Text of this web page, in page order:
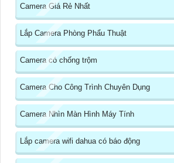
Camera Giá Rẻ Nhất
Lắp Camera Phòng Phẩu Thuật
Camera có chống trộm
Camera Cho Công Trình Chuyên Dụng
Camera Nhìn Màn Hình Máy Tính
Lắp camera wifi dahua có báo động